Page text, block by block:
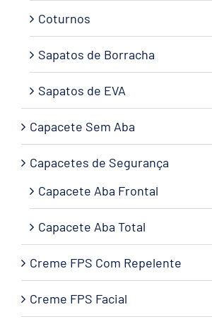
Coturnos
Sapatos de Borracha
Sapatos de EVA
Capacete Sem Aba
Capacetes de Segurança
Capacete Aba Frontal
Capacete Aba Total
Creme FPS Com Repelente
Creme FPS Facial